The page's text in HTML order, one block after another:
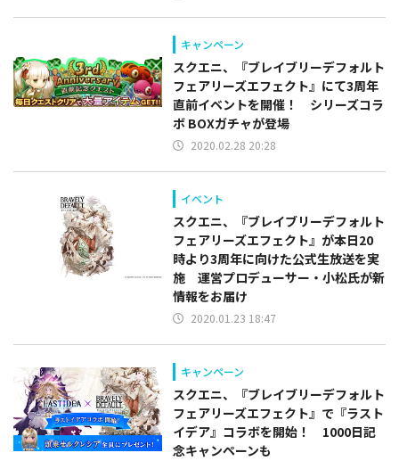
キャンペーン
スクエニ、『ブレイブリーデフォルト
フェアリーズエフェクト』にて3周年
直前イベントを開催！ シリーズコラ
ボ BOXガチャが登場
2020.02.28 20:28
イベント
スクエニ、『ブレイブリーデフォルト
フェアリーズエフェクト』が本日20
時より3周年に向けた公式生放送を実
施 運営プロデューサー・小松氏が新
情報をお届け
2020.01.23 18:47
キャンペーン
スクエニ、『ブレイブリーデフォルト
フェアリーズエフェクト』で『ラスト
イデア』コラボを開始！ 1000日記
念キャンペーンも